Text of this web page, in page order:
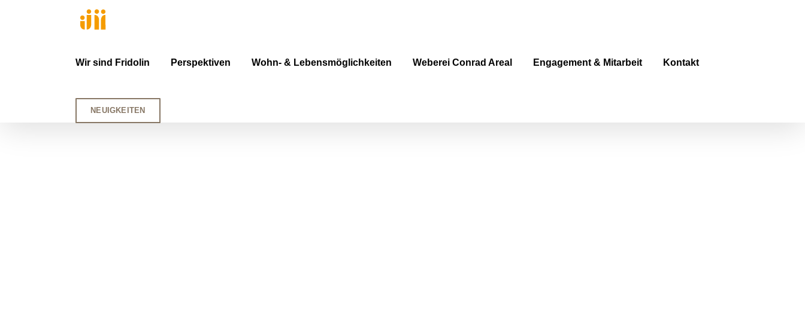
Wir sind Fridolin Perspektiven Wohn- & Lebensmöglichkeiten Weberei Conrad Areal Engagement & Mitarbeit Kontakt
NEUIGKEITEN